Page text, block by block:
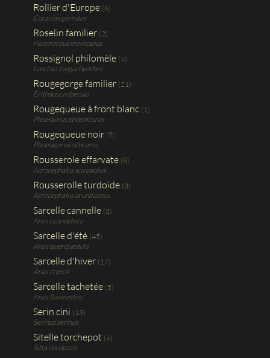
Rollier d'Europe (6)
Coracias garrulus
Roselin familier (2)
Haemorous mexicanus
Rossignol philomèle (4)
Luscinia megarhynchos
Rougegorge familier (21)
Erithacus rubecula
Rougequeue à front blanc (1)
Phoeniurus phoenicurus
Rougequeue noir (9)
Phoenicurus ochruros
Rousserole effarvate (8)
Acrocephalus scirpaceus
Rousserolle turdoïde (3)
Acrocephalus arundaceus
Sarcelle cannelle (3)
Anas cyanoptera
Sarcelle d'été (45)
Anas querquedula
Sarcelle d'hiver (17)
Anas crecca
Sarcelle tachetée (5)
Anas flavirostris
Serin cini (13)
Serinus serinus
Sitelle torchepot (4)
Sitta europaea